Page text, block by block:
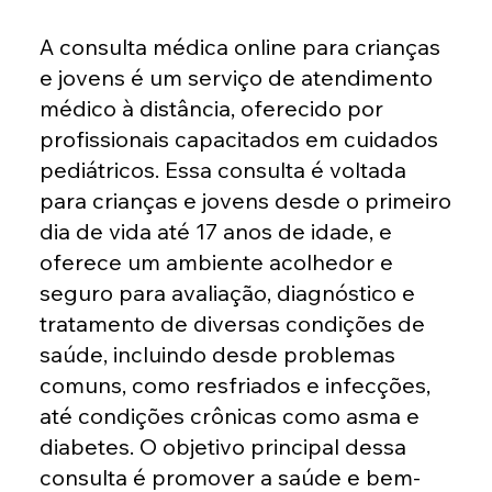
A consulta médica online para crianças
e jovens é um serviço de atendimento
médico à distância, oferecido por
profissionais capacitados em cuidados
pediátricos. Essa consulta é voltada
para crianças e jovens desde o primeiro
dia de vida até 17 anos de idade, e
oferece um ambiente acolhedor e
seguro para avaliação, diagnóstico e
tratamento de diversas condições de
saúde, incluindo desde problemas
comuns, como resfriados e infecções,
até condições crônicas como asma e
diabetes. O objetivo principal dessa
consulta é promover a saúde e bem-